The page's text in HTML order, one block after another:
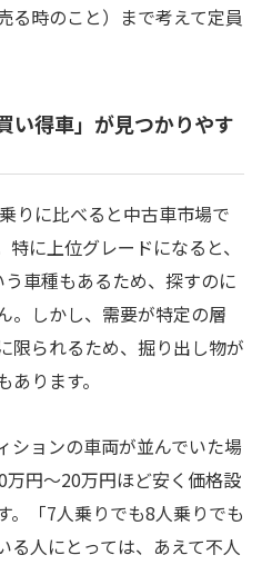
る時のこと）まで考えて定員
い得車」が見つかりやす
りに比べると中古車市場で
に上位グレードになると、
車種もあるため、探すのに
。しかし、需要が特定の層
限られるため、掘り出し物が
ります。
ションの車両が並んでいた場
円〜20万円ほど安く価格設
。「7人乗りでも8人乗りでも
る人にとっては、あえて不人